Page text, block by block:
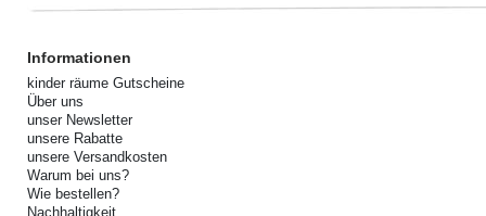
Informationen
kinder räume Gutscheine
Über uns
unser Newsletter
unsere Rabatte
unsere Versandkosten
Warum bei uns?
Wie bestellen?
Nachhaltigkeit